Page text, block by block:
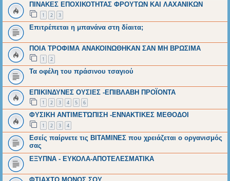
ΠΙΝΑΚΕΣ ΕΠΟΧΙΚΟΤΗΤΑΣ ΦΡΟΥΤΩΝ ΚΑΙ ΛΑΧΑΝΙΚΩΝ
1 2 3
Επιτρέπεται η μπανάνα στη δίαιτα;
ΠΟΙΑ ΤΡΟΦΙΜΑ ΑΝΑΚΟΙΝΩΘΗΚΑΝ ΣΑΝ ΜΗ ΒΡΩΣΙΜΑ
1 2
Τα οφέλη του πράσινου τσαγιού
ΕΠΙΚΙΝΔΥΝΕΣ ΟΥΣΙΕΣ -ΕΠΙΒΛΑΒΗ ΠΡΟΪΟΝΤΑ
1 2 3 4 5 6
ΦΥΣΙΚΗ ΑΝΤΙΜΕΤΏΠΙΣΗ -ΕΝΝΑΚΤΙΚΕΣ ΜΕΘΟΔΟΙ
1 2 3 4
Εσείς παίρνετε τις ΒΙΤΑΜΙΝΕΣ που χρειάζεται ο οργανισμός
σας
ΕΞΥΠΝΑ - ΕΥΚΟΛΑ-ΑΠΟΤΕΛΕΣΜΑΤΙΚΑ